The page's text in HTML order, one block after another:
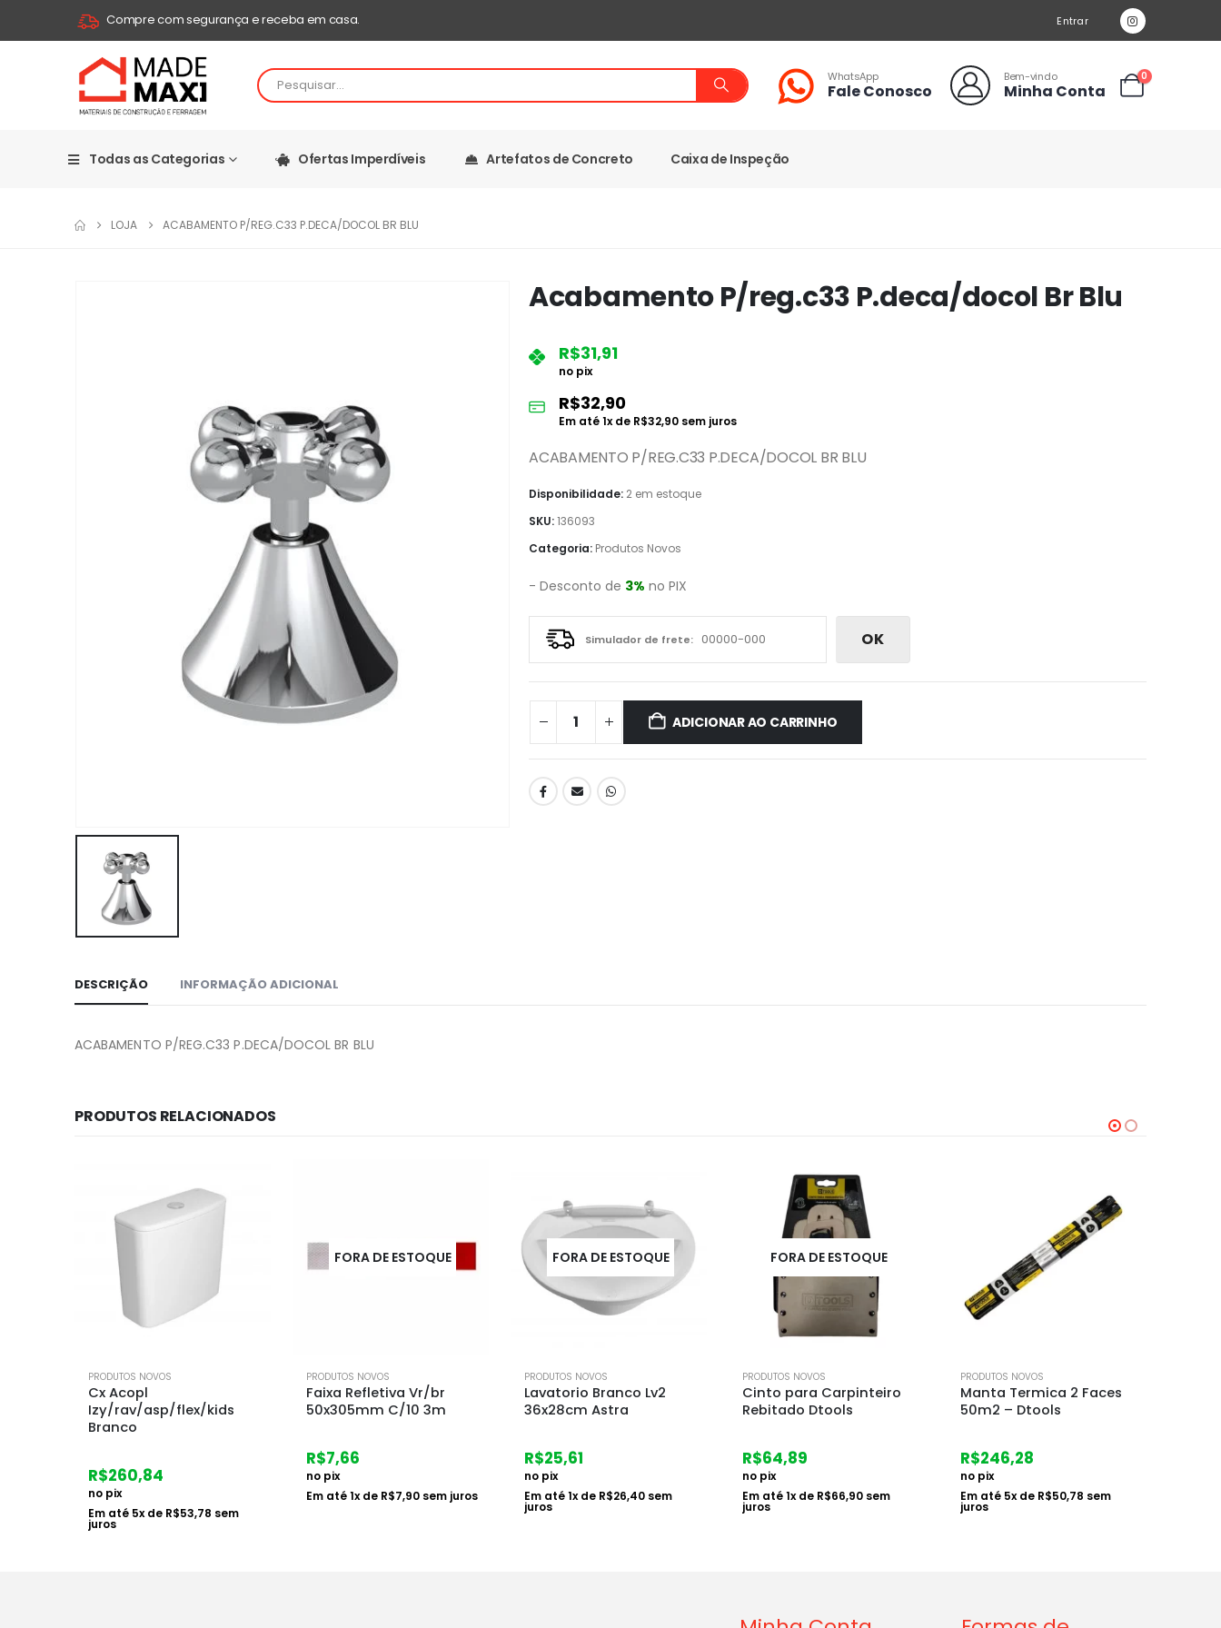
Compre com segurança e receba em casa. Entrar
WhatsApp
Fale Conosco
Bem-vindo
Minha Conta
0
Todas as Categorias Ofertas Imperdíveis Artefatos de Concreto Caixa de Inspeção
LOJA ACABAMENTO P/REG.C33 P.DECA/DOCOL BR BLU
Acabamento P/reg.c33 P.deca/docol Br Blu
R$31,91
no pix
R$32,90
Em até1x de R$32,90 sem juros
ACABAMENTO P/REG.C33 P.DECA/DOCOL BR BLU
Disponibilidade: 2 em estoque
SKU:136093
Categoria: Produtos Novos
- Desconto de 3% no PIX
Simulador de frete: OK
ADICIONAR AO CARRINHO
DESCRIÇÃO INFORMAÇÃO ADICIONAL
ACABAMENTO P/REG.C33 P.DECA/DOCOL BR BLU
PRODUTOS RELACIONADOS
FORA DE ESTOQUE
PRODUTOS NOVOS
Faixa Refletiva Vr/br
50x305mm C/10 3m
no pix
Em até
FORA DE ESTOQUE
PRODUTOS NOVOS
Lavatorio Branco Lv2
36x28cm Astra
R$25,61
no pix
Em até1x de R$26,40sem
FORA DE ESTOQUE
PRODUTOS NOVOS
Cinto para Carpinteiro
Rebitado Dtools
R$64,89
no pix
Em até1x de R$66,90 sem
juros
PRODUTOS NOVOS
Manta Termica 2 Faces
50m2 – Dtools
R$246,28
no pix
Em até5x deR$50,78 sem
juros
FORA DE ESTOQUE
PRODUTOS NOVOS
Coluna Aco 08.00mm
07x14cm P/c.arm.
R$163,93
no pix
Em até